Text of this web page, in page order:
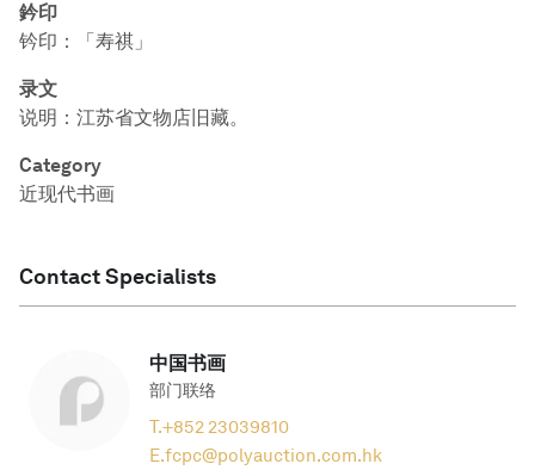
鈐印
钤印：「寿祺」
录文
说明：江苏省文物店旧藏。
Category
近现代书画
Contact Specialists
中国书画
部门联络
T.+852 23039810
E.fcpc@polyauction.com.hk